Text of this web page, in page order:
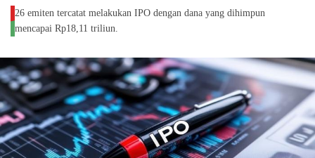
26 emiten tercatat melakukan IPO dengan dana yang dihimpun
mencapai Rp18,11 triliun.